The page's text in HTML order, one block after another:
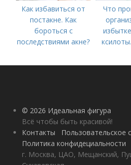
Как избавиться от
постакне. Как
бороться с
последствиями акне?
Что
норма и
© 2026 Идеальная фигура
Всё чтобы быть красивой!
Контакты
Пользовательское
Политика конфидециальности
г. Москва, ЦАО, Мещанский,